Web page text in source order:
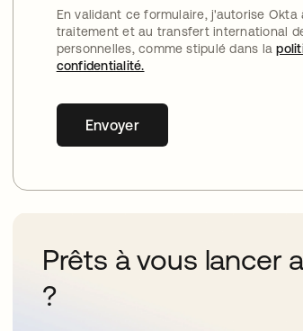
En validant ce formulaire, j'autorise Okta
traitement et au transfert international
personnelles, comme stipulé dans la
confidentialité.
Envoyer
Prêts à vous lancer
?